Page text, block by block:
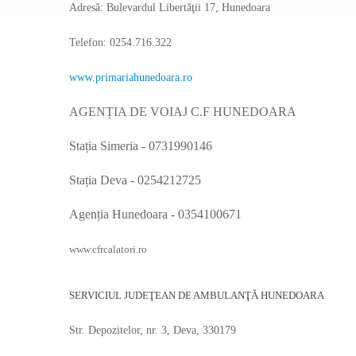
Adresă: Bulevardul Libertăţii 17, Hunedoara
Telefon: 0254.716.322
www.primariahunedoara.ro
AGENȚIA DE VOIAJ C.F HUNEDOARA
Stația Simeria - 0731990146
Stația Deva - 0254212725
Agenția Hunedoara - 0354100671
www.cfrcalatori.ro
SERVICIUL JUDEŢEAN DE AMBULANŢĂ HUNEDOARA
Str. Depozitelor, nr. 3, Deva, 330179